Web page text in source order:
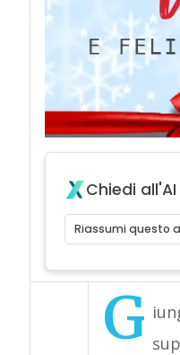
Chiedi all'AI
Riassumi questo
G